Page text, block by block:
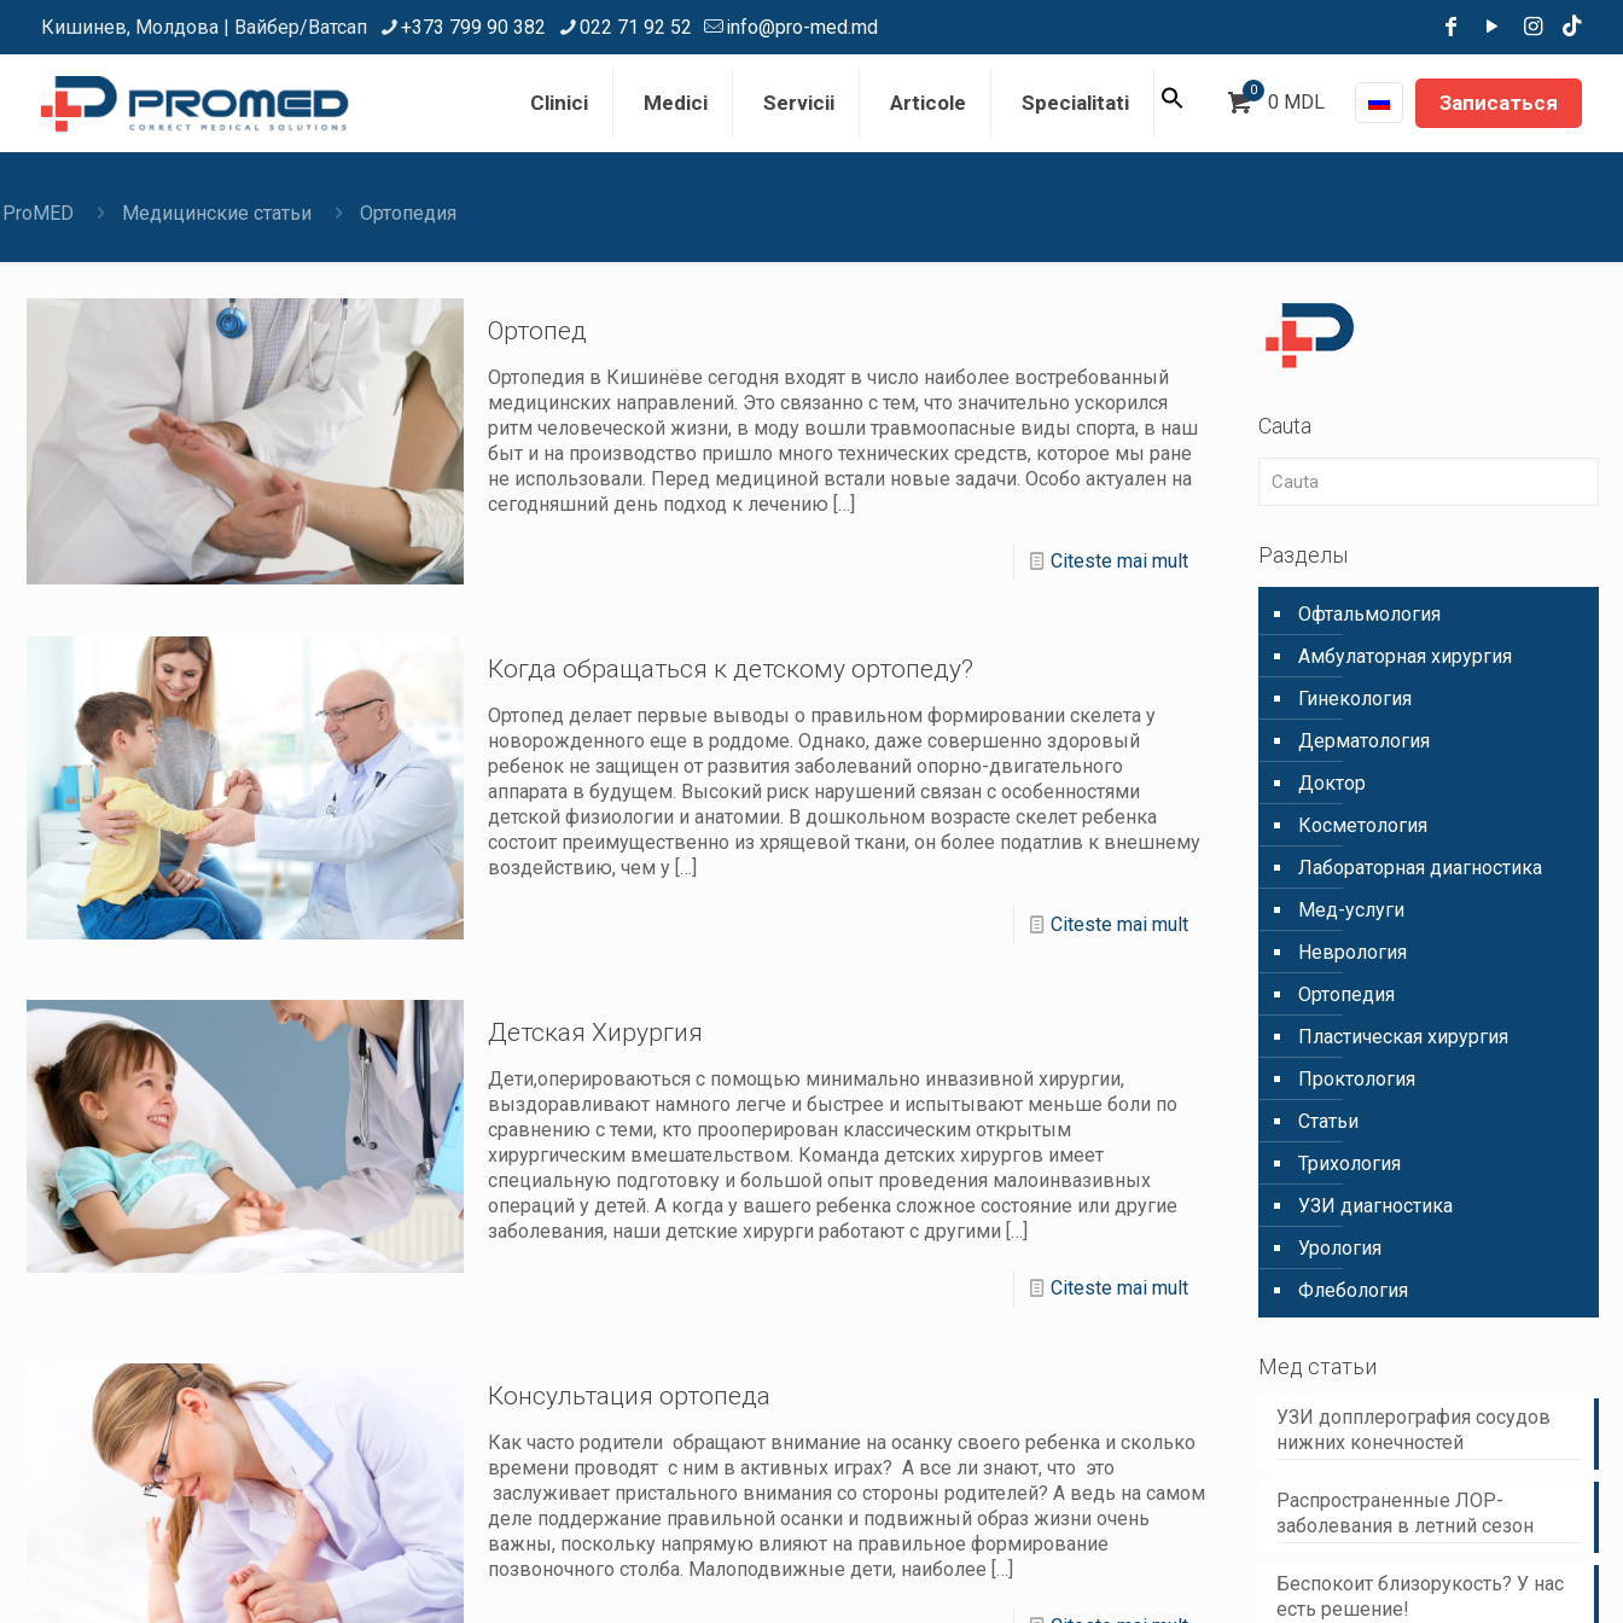
Кишинев, Молдова | Вайбер/Ватсап +373 799 90 382 022 71 92 52 info@pro-med.md
Clinici Medici Servicii Articole Specialitati
0
0 MDL Записаться
ProMED Медицинские статьи Ортопедия
Ортопед
Oртопедия в Кишинёве сегодня входят в число наиболее востребованный
медицинских направлений. Это связанно с тем, что значительно ускорился
ритм человеческой жизни, в моду вошли травмоопасные виды спорта, в наш
быт и на производство пришло много технических средств, которое мы ране
не использовали. Перед медициной встали новые задачи. Особо актуален на
сегодняшний день подход к лечению […]
Citeste mai mult
Когда обращаться к детскому ортопеду?
Ортопед делает первые выводы о правильном формировании скелета у
новорожденного еще в роддоме. Однако, даже совершенно здоровый
ребенок не защищен от развития заболеваний опорно-двигательного
аппарата в будущем. Высокий риск нарушений связан с особенностями
детской физиологии и анатомии. В дошкольном возрасте скелет ребенка
состоит преимущественно из хрящевой ткани, он более податлив к внешнему
воздействию, чем у[…]
Citeste mai mult
Детская Хирургия
Дети,оперироваються с помощью минимально инвазивной хирургии,
выздоравливают намного легче и быстрее и испытывают меньше боли по
сравнению с теми, кто прооперирован классическим открытым
хирургическим вмешательством. Команда детских хирургов имеет
специальную подготовку и большой опыт проведения малоинвазивных
операций у детей. А когда у вашего ребенка сложное состояние или другие
заболевания, наши детские хирурги работают с другими […]
Citeste mai mult
Консультация ортопеда
Как часто родители обращают внимание на осанку своего ребенка и сколько
времени проводят с ним в активных играх? А все ли знают, что это
заслуживает пристального внимания со стороны родителей? А ведь на самом
деле поддержание правильной осанки и подвижный образ жизни очень
важны, поскольку напрямую влияют на правильное формирование
позвоночного столба. Малоподвижные дети, наиболее […]
Cauta
Разделы
Oфтальмология
Амбулаторная хирургия
Гинекология
Дерматология
Доктор
Косметология
Лабораторная диагностика
Мед-услуги
Неврология
Ортопедия
Пластическая хирургия
Проктология
Статьи
Трихология
УЗИ диагностика
Урология
Флебология
Мед статьи
УЗИ допплерография сосудов
нижних конечностей
Распространенные ЛОР-
заболевания в летний сезон
Беспокоит близорукость? У нас
есть решение!